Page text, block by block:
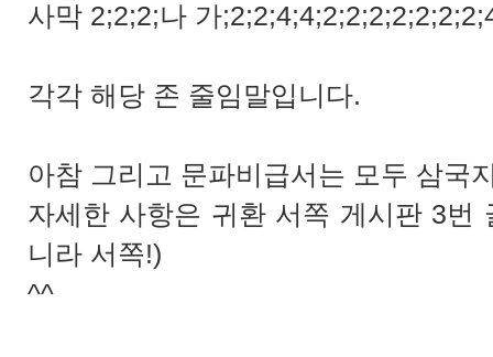
사막 2;2;2;나 가
각각 해당 존 줄임말입니다.
아참 그리고 문파비급서는 모두 삼국
자세한 사항은 귀환 서쪽 게시판 3번
니라 서쪽!)
^^